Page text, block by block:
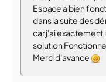
Espace a bien
dans la suite des
car j'ai exactement
solution
Merci d'avance